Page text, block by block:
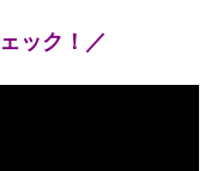
ック！／